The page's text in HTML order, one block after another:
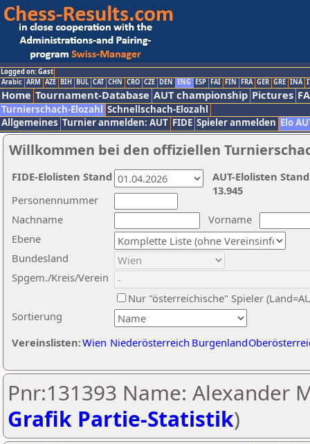
Logged on: Gast
Arabic ARM AZE BIH BUL CAT CHN CRO CZE DEN ENG ESP FAI FIN FRA GER GRE INA
Home Tournament-Database AUT championship Pictures
Turnierschach-Elozahl Schnellschach-Elozahl
Allgemeines Turnier anmelden: AUT FIDE Spieler anmelden Elo
Willkommen bei den offiziellen
Nachname
Vorname
Ebene
Sortierung
Personennummer
Bundesland
Spgem./Kreis/Verein
Nur "österreichische" Spieler
Vereinslisten:Wien Niederösterreich Burgenland
AUT-Elolisten
13.945
FIDE-Elolisten Stand
Pnr:131393 Name: Alexander
Grafik Partie-Statistik)